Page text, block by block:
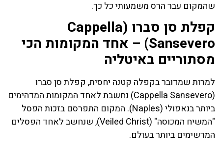
שהמקום עבר הרס משמעותי כל כך.
קפלת סן סברו (Cappella
Sansevero) – אחד המקומות הכי
מסתוריים באיטליה
למרות שמדובר בקפלה קטנה יחסית, קפלת סן סברו
(Cappella Sansevero) נחשבת לאחד המקומות המדהימים
ביותר בנאפולי (Naples). המקום התפרסם בזכות הפסל
"המשיח המכוסה" (Veiled Christ), שנחשב לאחד הפסלים
המרשימים ביותר בעולם.